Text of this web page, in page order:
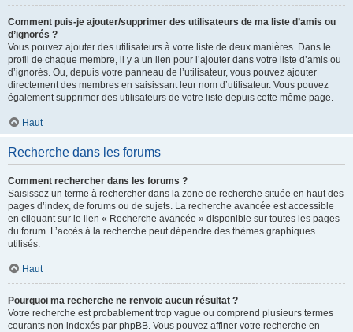
Comment puis-je ajouter/supprimer des utilisateurs de ma liste d’amis ou
d’ignorés ?
Vous pouvez ajouter des utilisateurs à votre liste de deux manières. Dans le
profil de chaque membre, il y a un lien pour l’ajouter dans votre liste d’amis ou
d’ignorés. Ou, depuis votre panneau de l’utilisateur, vous pouvez ajouter
directement des membres en saisissant leur nom d’utilisateur. Vous pouvez
également supprimer des utilisateurs de votre liste depuis cette même page.
Haut
Recherche dans les forums
Comment rechercher dans les forums ?
Saisissez un terme à rechercher dans la zone de recherche située en haut des
pages d’index, de forums ou de sujets. La recherche avancée est accessible
en cliquant sur le lien « Recherche avancée » disponible sur toutes les pages
du forum. L’accès à la recherche peut dépendre des thèmes graphiques
utilisés.
Haut
Pourquoi ma recherche ne renvoie aucun résultat ?
Votre recherche est probablement trop vague ou comprend plusieurs termes
courants non indexés par phpBB. Vous pouvez affiner votre recherche en